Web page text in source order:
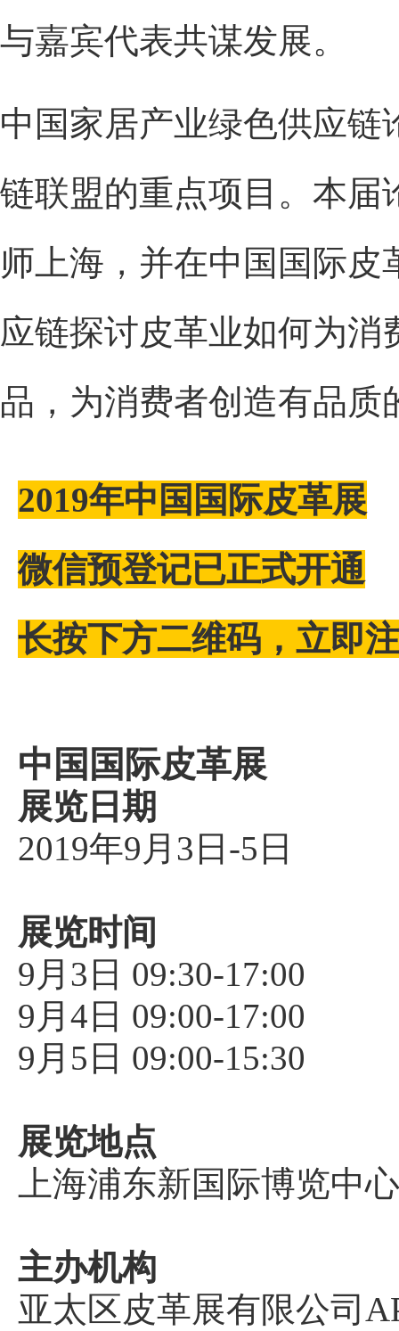
与嘉宾代表共谋发展。
中国家居产业绿色供应
链联盟的重点项目。本届
师上海，并在中国国际
应链探讨皮革业如何为
品，为消费者创造有品质
2019年中国国际皮革展
微信预登记已正式开通
长按下方二维码，立即
中国国际皮革展
展览日期
2019年9月3日-5日
展览时间
9月3日 09:30-17:00
9月4日 09:00-17:00
9月5日 09:00-15:30
展览地点
上海浦东新国际博览中心
主办机构
亚太区皮革展有限公司